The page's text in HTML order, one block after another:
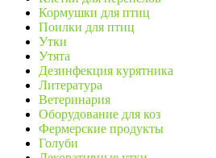
Кормушки для птиц
Поилки для птиц
Утки
Утята
Дезинфекция курятника
Литература
Ветеринария
Оборудование для коз
Фермерские продукты
Голуби